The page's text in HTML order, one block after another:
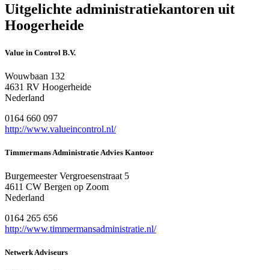
Uitgelichte administratiekantoren uit
Hoogerheide
Value in Control B.V.
Wouwbaan 132
4631 RV Hoogerheide
Nederland
0164 660 097
http://www.valueincontrol.nl/
Timmermans Administratie Advies Kantoor
Burgemeester Vergroesenstraat 5
4611 CW Bergen op Zoom
Nederland
0164 265 656
http://www.timmermansadministratie.nl/
Netwerk Adviseurs